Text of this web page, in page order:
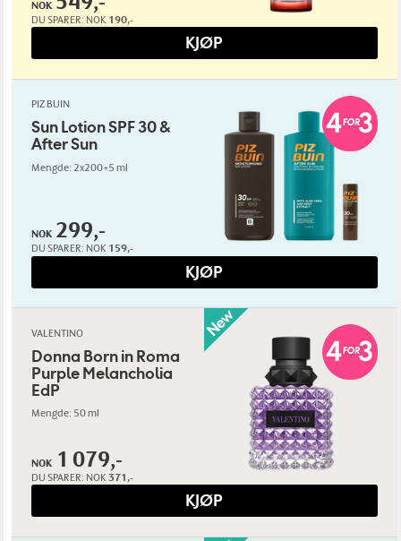
NOK
DU SPARER: NOK 190,-
KJØP
PIZ BUIN
Sun Lotion SPF 30 &
After Sun
Mengde: 2x200+5 ml
NOK 299,-
DU SPARER: NOK 159,-
KJØP
VALENTINO
Donna Born in Roma
Purple Melancholia
EdP
Mengde: 50 ml
NOK 1 079,-
DU SPARER: NOK 371,-
KJØP